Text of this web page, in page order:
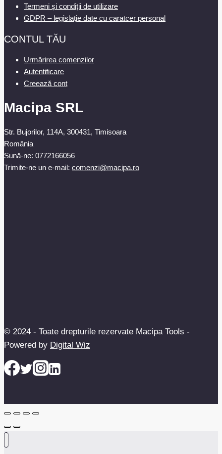
Termeni și condiții de utilizare
GDPR – legislație date cu caratcer personal
CONTUL TĂU
Urmărirea comenzilor
Autentificare
Creează cont
Macipa SRL
Str. Bujorilor, 114A, 300431, Timisoara
România
Sună-ne: 0772166056
Trimite-ne un e-mail: comenzi@macipa.ro
© 2024 - Toate drepturile rezervate Macipa Tools -
Powered by Digital Wiz